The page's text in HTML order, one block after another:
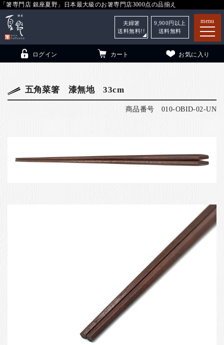
「箸専門店 銀座夏野」日本最大級のお箸専門店3000点の品揃え
menu
ログイン カート お気に入り
夫婦箸
送料無料!!
9,900 円以上
送料無料
五角菜箸 漆無地 33cm
商品番号 010-OBID-02-UN